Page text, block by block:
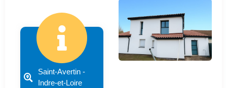
Saint-Avertin -
Indre-et-Loire